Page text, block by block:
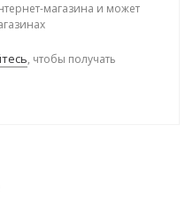
магазина и может
, чтобы получать